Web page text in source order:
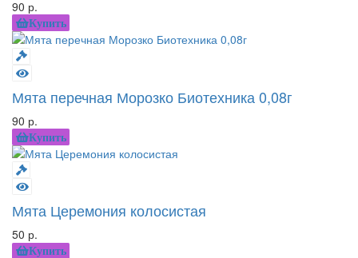
90 р.
Купить
Мята перечная Морозко Биотехника 0,08г
90 р.
Купить
Мята Церемония колосистая
50 р.
Купить